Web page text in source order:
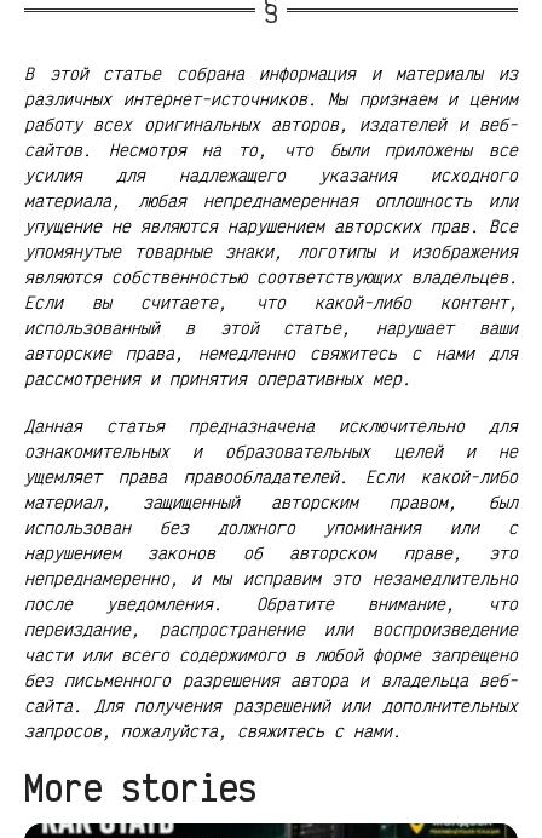
В этой статье собрана информация и материалы из
различных интернет-источников. Мы признаем и ценим
работу всех оригинальных авторов, издателей и веб-
сайтов. Несмотря на то, что были приложены все
усилия для надлежащего указания исходного
материала, любая непреднамеренная оплошность или
упущение не являются нарушением авторских прав. Все
упомянутые товарные знаки, логотипы и изображения
являются собственностью соответствующих владельцев.
Если вы считаете, что какой-либо контент,
использованный в этой статье, нарушает ваши
авторские права, немедленно свяжитесь с нами для
рассмотрения и принятия оперативных мер.
Данная статья предназначена исключительно для
ознакомительных и образовательных целей и не
ущемляет права правообладателей. Если какой-либо
материал, защищенный авторским правом, был
использован без должного упоминания или с
нарушением законов об авторском праве, это
непреднамеренно, и мы исправим это незамедлительно
после уведомления. Обратите внимание, что
переиздание, распространение или воспроизведение
части или всего содержимого в любой форме запрещено
без письменного разрешения автора и владельца веб-
сайта. Для получения разрешений или дополнительных
запросов, пожалуйста, свяжитесь с нами.
More stories